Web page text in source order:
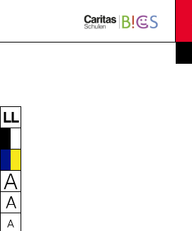
Zum Inhalt dieser Seite
Zur Navigation
Zum Footer dieser Seite
LL
A
A
A